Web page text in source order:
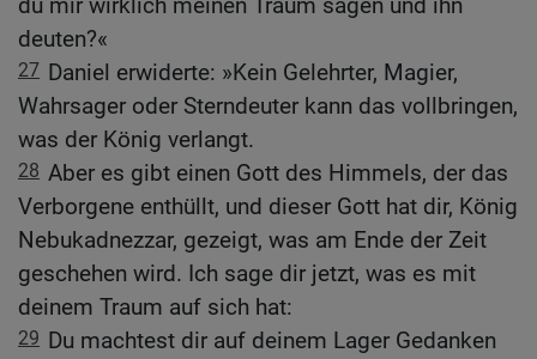
du mir wirklich meinen Traum sagen und ihn
deuten?«
27 Daniel erwiderte: »Kein Gelehrter, Magier,
Wahrsager oder Sterndeuter kann das vollbringen,
was der König verlangt.
28 Aber es gibt einen Gott des Himmels, der das
Verborgene enthüllt, und dieser Gott hat dir, König
Nebukadnezzar, gezeigt, was am Ende der Zeit
geschehen wird. Ich sage dir jetzt, was es mit
deinem Traum auf sich hat:
29 Du machtest dir auf deinem Lager Gedanken